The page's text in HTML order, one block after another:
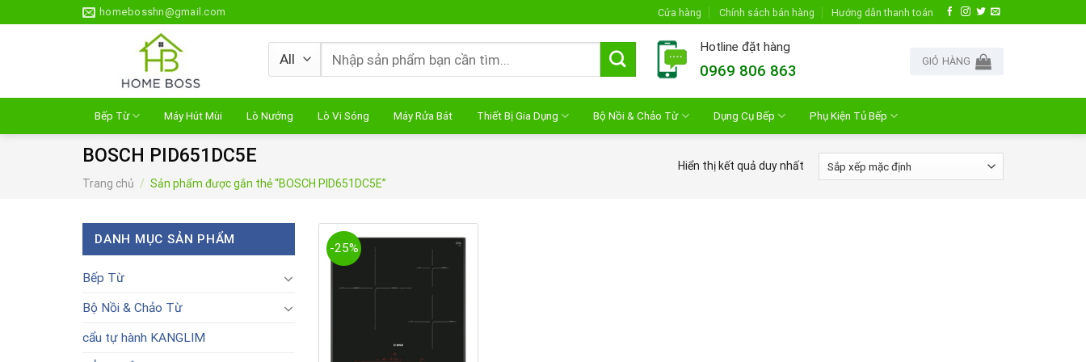
to
homebosshn@gmail.com Cửa hàng Chính sách bán hàng Hướng dẫn thanh toán
Tìm
kiếm:
Hotline đặt hàng
0969 806 863
GIỎ HÀNG
Bếp Từ Máy Hút Mùi Lò Nướng Lò Vi Sóng Máy Rửa Bát Thiết Bị Gia Dụng Bộ Nồi & Chảo Từ Dụng Cụ Bếp Phụ Kiện Tủ Bếp
BOSCH PID651DC5E
Trang chủ / Sản phẩm được gắn thẻ “BOSCH PID651DC5E”
Hiển thị kết quả duy nhất
DANH MỤC SẢN PHẨM
Bếp Từ
Bộ Nồi & Chảo Từ
cẩu tự hành KANGLIM
-25%